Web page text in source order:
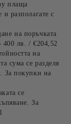
плаща
разполагате с
на поръчката
400 лв. / €204,52
на
сума се разделя
За покупки на
се
За